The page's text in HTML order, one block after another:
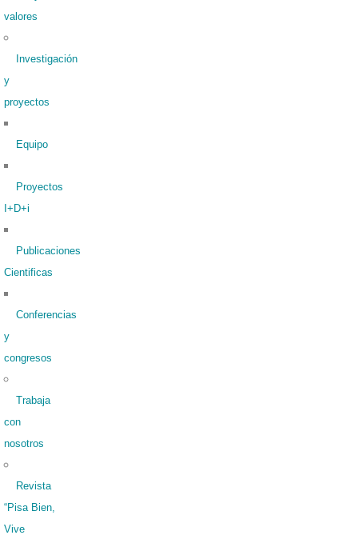
valores
Investigación
y
proyectos
Equipo
Proyectos
I+D+i
Publicaciones
Cientificas
Conferencias
y
congresos
Trabaja
con
nosotros
Revista
“Pisa Bien,
Vive